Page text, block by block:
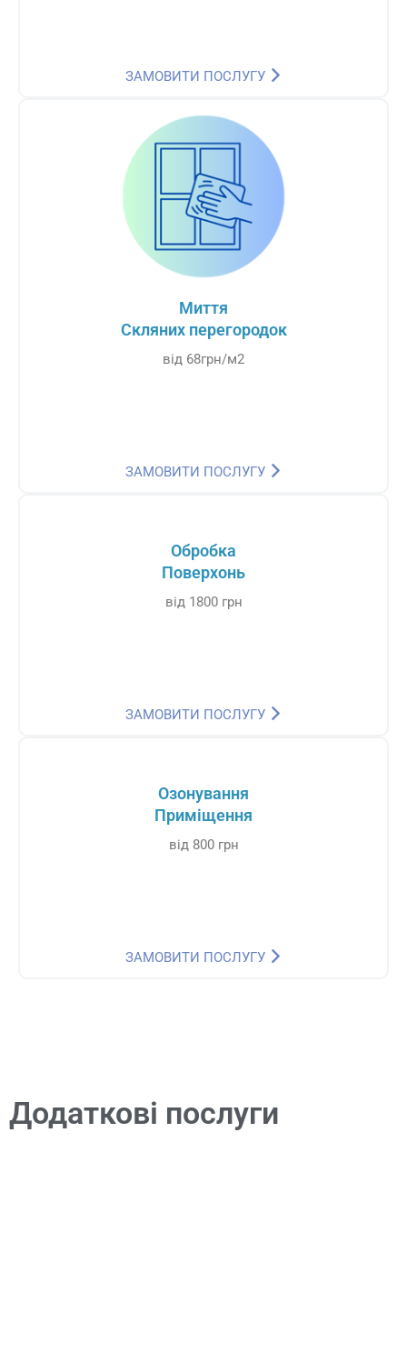
ЗАМОВИТИ ПОСЛУГУ
Миття
Скляних перегородок
від 68грн/м2
ЗАМОВИТИ ПОСЛУГУ
Обробка
Поверхонь
від 1800 грн
ЗАМОВИТИ ПОСЛУГУ
Озонування
Приміщення
від 800 грн
ЗАМОВИТИ ПОСЛУГУ
Додаткові послуги